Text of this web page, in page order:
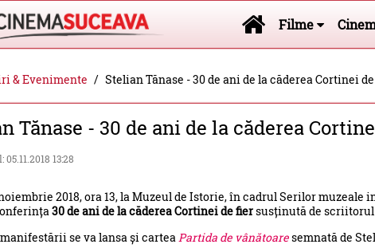
Filme
& Evenimente Stelian Tănase - 30 de ani de la căderea Cortinei
Tănase - 30 de ani de la căderea
13:28
2018, ora 13, la Muzeul de Istorie, în cadrul Serilor
30 de ani de la căderea Cortinei de fiersusținută de
se va lansa și carteaPartida de vânătoaresemnată de